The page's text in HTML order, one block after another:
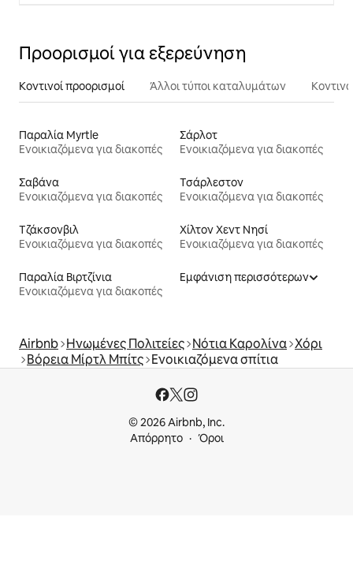
Προορισμοί για εξερεύνηση
Κοντινοί προορισμοί Άλλοι τύποι καταλυμάτων
Παραλία Myrtle
Ενοικιαζόμενα για διακοπές
Σάρλοτ
Ενοικιαζόμενα για διακοπές
Σαβάνα
Ενοικιαζόμενα για διακοπές
Τσάρλεστον
Ενοικιαζόμενα για διακοπές
Τζάκσονβιλ
Ενοικιαζόμενα για διακοπές
Χίλτον Χεντ Νησί
Ενοικιαζόμενα για διακοπές
Παραλία Βιρτζίνια
Ενοικιαζόμενα για διακοπές
Εμφάνιση περισσότερων
Airbnb Ηνωμένες Πολιτείες Νότια Καρολίνα Χόρι
Βόρεια Μίρτλ Μπίτς Ενοικιαζόμενα σπίτια
© 2026 Airbnb, Inc.
Απόρρητο
Όροι